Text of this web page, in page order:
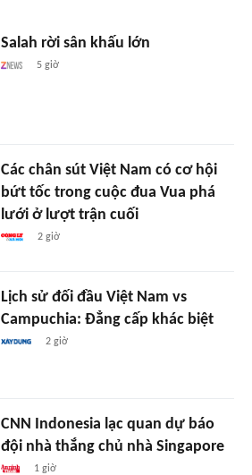
Salah rời sân khấu lớn
5 giờ
Các chân sút Việt Nam có cơ hội
bứt tốc trong cuộc đua Vua phá
lưới ở lượt trận cuối
2 giờ
Lịch sử đối đầu Việt Nam vs
Campuchia: Đẳng cấp khác biệt
2 giờ
CNN Indonesia lạc quan dự báo
đội nhà thắng chủ nhà Singapore
1 giờ